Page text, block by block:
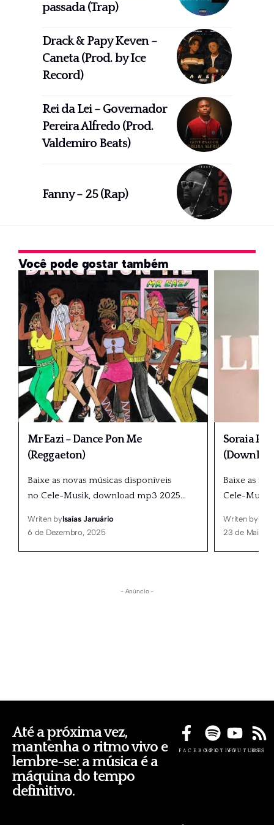
passada (Trap)
Drack & Papy Keven –
Caneta (Prod. by Ice
Record)
Rei da Lei – Governador
Pereira Alfredo (Prod.
Valdemiro Beats)
Fanny – 25 (Rap)
Você pode gostar também
Mr Eazi – Dance Pon Me
(Reggaeton)
Baixe as novas músicas disponíveis
no Cele-Musik, download mp3 2025…
Writen byIsaías Januário
6 de Dezembro, 2025
Soraia
Baixe as
Cele-
Writen by
23 de Maio,
- Anúncio -
Até a próxima vez,
mantenha o ritmo vivo e
lembre-se: a música é a
máquina do tempo
definitivo.
FACEBOOKSPOTIFYYOUTUBE
RSS